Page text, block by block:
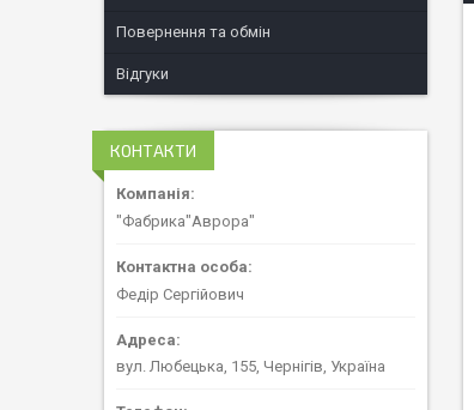
Повернення та обмін
Відгуки
КОНТАКТИ
"Фабрика"Аврора"
Федір Сергійович
вул. Любецька, 155, Чернігів, Україна